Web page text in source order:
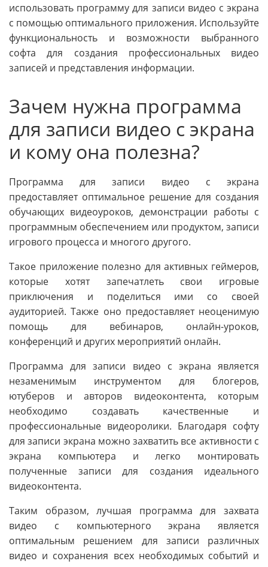
использовать программу для записи видео с экрана
с помощью оптимального приложения. Используйте
функциональность и возможности выбранного
софта для создания профессиональных видео
записей и представления информации.
Зачем нужна программа
для записи видео с экрана
и кому она полезна?
Программа для записи видео с экрана
предоставляет оптимальное решение для создания
обучающих видеоуроков, демонстрации работы с
программным обеспечением или продуктом, записи
игрового процесса и многого другого.
Такое приложение полезно для активных геймеров,
которые хотят запечатлеть свои игровые
приключения и поделиться ими со своей
аудиторией. Также оно предоставляет неоценимую
помощь для вебинаров, онлайн-уроков,
конференций и других мероприятий онлайн.
Программа для записи видео с экрана является
незаменимым инструментом для блогеров,
ютуберов и авторов видеоконтента, которым
необходимо создавать качественные и
профессиональные видеоролики. Благодаря софту
для записи экрана можно захватить все активности с
экрана компьютера и легко монтировать
полученные записи для создания идеального
видеоконтента.
Таким образом, лучшая программа для захвата
видео с компьютерного экрана является
оптимальным решением для записи различных
видео и сохранения всех необходимых событий и